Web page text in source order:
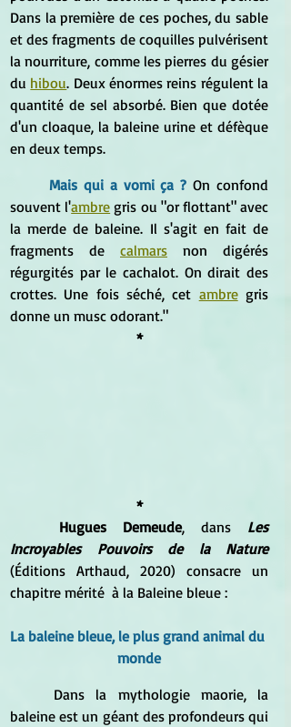
Dans la première de ces poches, du sable
et des fragments de coquilles pulvérisent
la nourriture, comme les pierres du gésier
du hibou. Deux énormes reins régulent la
quantité de sel absorbé. Bien que dotée
d'un cloaque, la baleine urine et défèque
en deux temps.
Mais qui a vomi ça ? On confond
souvent l'ambre gris ou "or flottant" avec
la merde de baleine. Il s'agit en fait de
fragments de calmars non digérés
régurgités par le cachalot. On dirait des
crottes. Une fois séché, cet ambre gris
donne un musc odorant."
*
*
Hugues Demeude, dans Les
Incroyables Pouvoirs de la Nature
(Éditions Arthaud, 2020) consacre un
chapitre mérité  à la Baleine bleue :
La baleine bleue, le plus grand animal du
monde
Dans la mythologie maorie, la
baleine est un géant des profondeurs qui